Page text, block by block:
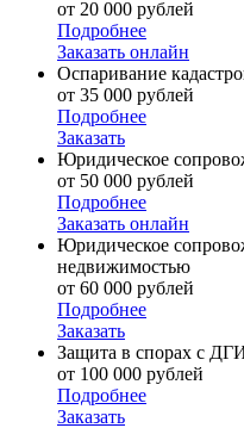
от 20 000 рублей
Подробнее
Заказать онлайн
Оспаривание
от 35 000 рублей
Подробнее
Заказать
Юридическое
от 50 000 рублей
Подробнее
Заказать онлайн
Юридическое
недвижимостью
от 60 000 рублей
Подробнее
Заказать
Защита в спорах с
от 100 000 рублей
Подробнее
Заказать